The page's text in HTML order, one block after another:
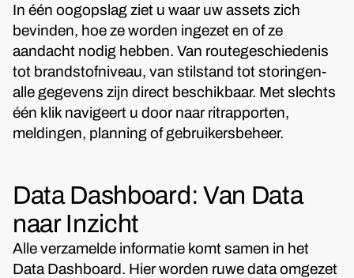
In één oogopslag ziet u waar uw assets zich
bevinden, hoe ze worden ingezet en of ze
aandacht nodig hebben. Van routegeschiedenis
tot brandstofniveau, van stilstand tot storingen-
alle gegevens zijn direct beschikbaar. Met slechts
één klik navigeert u door naar ritrapporten,
meldingen, planning of gebruikersbeheer.
Data Dashboard: Van Data
naar Inzicht
Alle verzamelde informatie komt samen in het
Data Dashboard. Hier worden ruwe data omgezet